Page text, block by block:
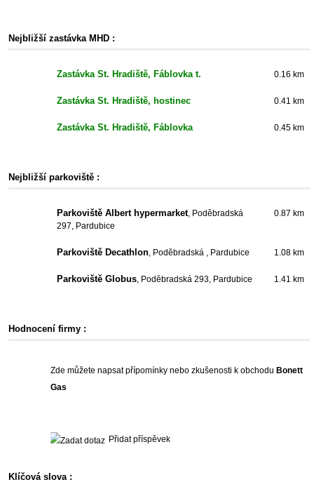
Nejbližší zastávka MHD :
Zastávka St. Hradiště, Fáblovka t. 0.16 km
Zastávka St. Hradiště, hostinec 0.41 km
Zastávka St. Hradiště, Fáblovka 0.45 km
Nejbližší parkoviště :
Parkoviště Albert hypermarket, Poděbradská
297, Pardubice
0.87 km
Parkoviště Decathlon, Poděbradská , Pardubice 1.08 km
Parkoviště Globus, Poděbradská 293, Pardubice 1.41 km
Hodnocení firmy :
Zde můžete napsat přípomínky nebo zkušenosti k obchodu Bonett
Gas
Přidat příspěvek
Klíčová slova :